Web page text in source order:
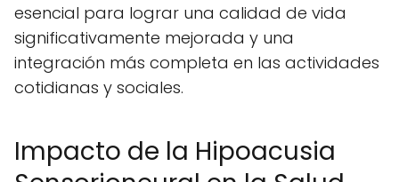
esencial para lograr una calidad de vida
significativamente mejorada y una
integración más completa en las actividades
cotidianas y sociales.
Impacto de la Hipoacusia